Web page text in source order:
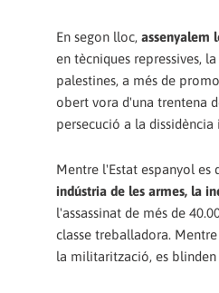
En segon lloc, assenyalem
en tècniques repressives,
palestines, a més de
obert vora d'una trentena
persecució a la
Mentre l'Estat espanyol es
indústria de les armes, la
l'assassinat de més de
classe treballadora.
la militarització, es